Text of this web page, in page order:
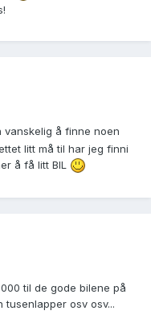
vanskelig å finne noen
litt må til har jeg finni
å få litt BIL
til de gode bilene på
osv osv...